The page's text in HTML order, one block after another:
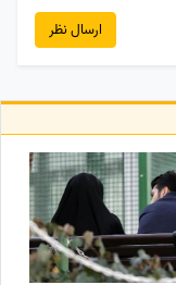
ارسال نظر